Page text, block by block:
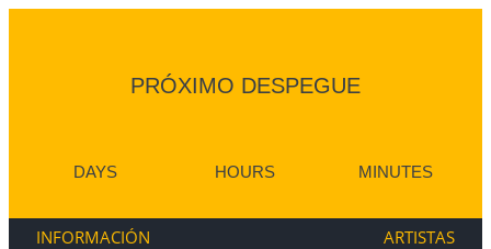
PRÓXIMO DESPEGUE
DAYS HOURS MINUTES
INFORMACIÓN
ARTISTAS